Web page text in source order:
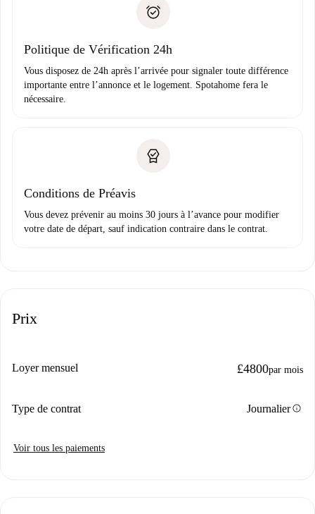
Justificatif de solvabilité
uniquement si aucun problème n'est signalé.
Politique de Vérification 24h
Vous disposez de 24h après l’arrivée pour signaler toute différence
importante entre l’annonce et le logement. Spotahome fera le
nécessaire.
Conditions de Préavis
Vous devez prévenir au moins 30 jours à l’avance pour modifier
votre date de départ, sauf indication contraire dans le contrat.
Prix
Loyer mensuel £4800par mois
Type de contrat Journalierinfo
Voir tous les paiements